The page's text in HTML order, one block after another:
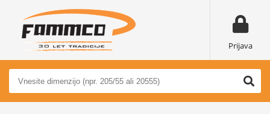
Prijava